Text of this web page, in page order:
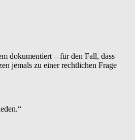
dokumentiert – für den Fall, dass
jemals zu einer rechtlichen Frage